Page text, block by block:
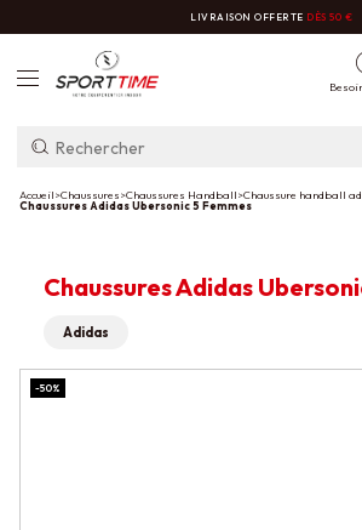
LIVRAISON OFFERTE DÈS 50 €
Accueil>Chaussures>Chaussures Handball>Chaussure handball
Chaussures Adidas Ubersonic 5 Femmes
Chaussures Adidas
Adidas
-50%